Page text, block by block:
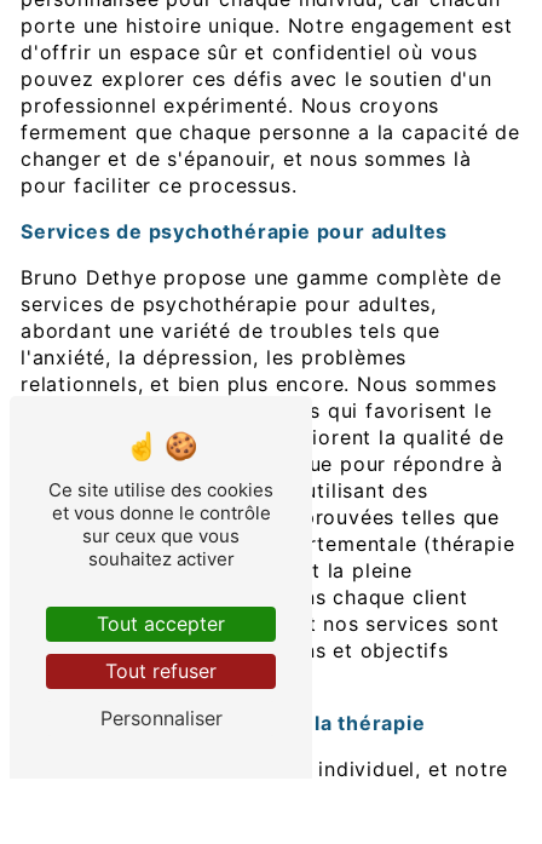
porte une histoire unique. Notre engagement est
d'offrir un espace sûr et confidentiel où vous
pouvez explorer ces défis avec le soutien d'un
professionnel expérimenté. Nous croyons
fermement que chaque personne a la capacité de
changer et de s'épanouir, et nous sommes là
pour faciliter ce processus.
Services de psychothérapie pour adultes
Bruno Dethye propose une gamme complète de
services de psychothérapie pour adultes,
abordant une variété de troubles tels que
l'anxiété, la dépression, les problèmes
relationnels, et bien plus encore. Nous sommes
dédiés à fournir des solutions qui favorisent le
bien-être émotionnel et améliorent la qualité de
vie. Chaque séance est conçue pour répondre à
vos besoins spécifiques, en utilisant des
approches thérapeutiques éprouvées telles que
la thérapie cognitivo-comportementale (thérapie
CBT), la thérapie narrative, et la pleine
conscience. Nous considérons chaque client
comme un individu unique, et nos services sont
adaptés à vos préoccupations et objectifs
particuliers.
Approche personnalisée de la thérapie
La thérapie est un processus individuel, et notre
Ce site utilise des cookies
et vous donne le contrôle
sur ceux que vous
souhaitez activer
Tout accepter
Tout refuser
Personnaliser